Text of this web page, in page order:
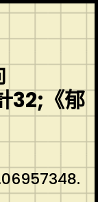
32;《郁